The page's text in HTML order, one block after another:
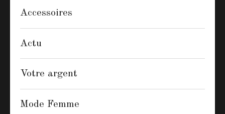
Accessoires
Actu
Votre argent
Mode Femme